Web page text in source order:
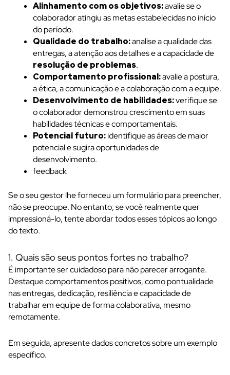
Alinhamento com os objetivos:avalie se o
colaborador atingiu as metas estabelecidas no início
do período.
Qualidade do trabalho:analise a qualidade das
entregas, a atenção aos detalhes e a capacidade de
resolução de problemas.
Comportamento profissional:avalie a postura,
a ética, a comunicação e a colaboração com a equipe.
Desenvolvimento de habilidades:verifique se
o colaborador demonstrou crescimento em suas
habilidadestécnicas e comportamentais.
Potencial futuro:identifique as áreas de maior
potencial e sugira oportunidades de
desenvolvimento.
feedback
Se o seu gestor lhe forneceu um formulário para preencher,
não se preocupe. No entanto, se você realmente quer
impressioná-lo, tente abordar todos esses tópicos ao longo
do texto.
1. Quais são seus pontos fortes no trabalho?
É importante ser cuidadoso para não parecer arrogante.
Destaque comportamentos positivos, como pontualidade
nas entregas, dedicação, resiliência e capacidade de
trabalhar em equipe de forma colaborativa, mesmo
remotamente.
Em seguida, apresente dados concretos sobre um exemplo
específico.